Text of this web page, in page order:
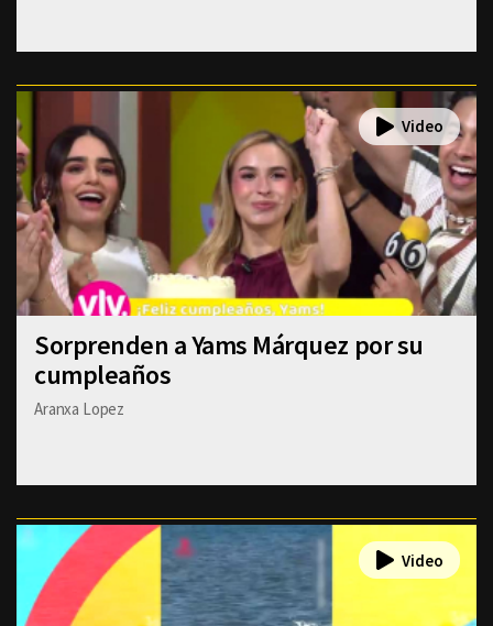
Sorprenden a Yams Márquez por su
cumpleaños
Aranxa Lopez